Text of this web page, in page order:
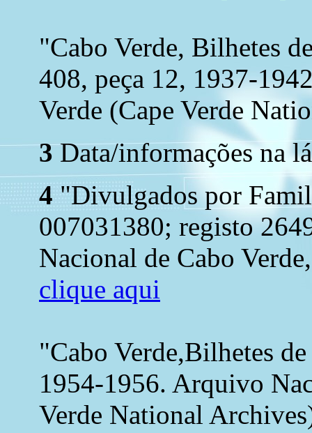
"Cabo Verde, Bilhetes
408, peça 12, 1937-
Verde (Cape Verde
3Data/informações na
4"Divulgados por
007031380; registo
Nacional de Cabo
clique aqui
"Cabo Verde,Bilhetes
1954-1956. Arquivo
Verde National